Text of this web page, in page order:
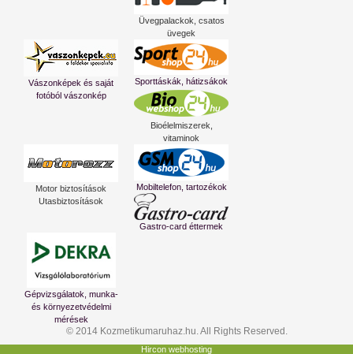
Üvegpalackok, csatos
üvegek
Vászonképek és saját
fotóból vászonkép
Sporttáskák, hátizsákok
Bioélelmiszerek,
vitaminok
Motor biztosítások
Utasbiztosítások
Mobiltelefon, tartozékok
Gastro-card éttermek
Gépvizsgálatok, munka-
és környezetvédelmi
mérések
© 2014 Kozmetikumaruhaz.hu. All Rights Reserved.
Hircon webhosting